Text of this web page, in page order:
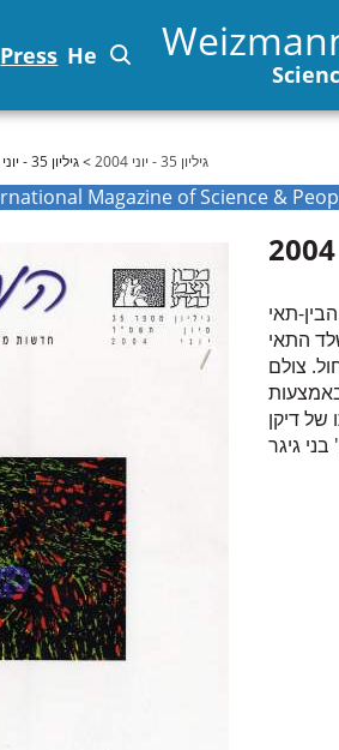
Press He
גיליון 35 - יוני 2004 > גיליון 35 - יוני 2004
תאי
התאי
צולם
של דיקן